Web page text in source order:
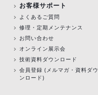
お客様サポート
よくあるご質問
修理・定期メンテナンス
お問い合わせ
オンライン展示会
技術資料ダウンロード
会員登録 (メルマガ・資料ダウ
ンロード)